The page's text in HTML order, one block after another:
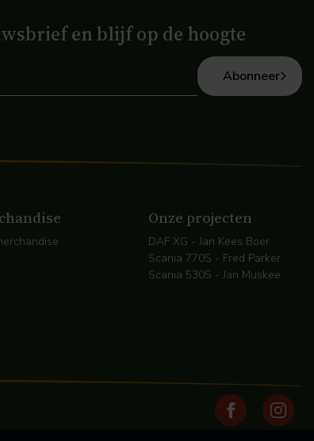
en blijf op de hoogte
Abonneer
Onze projecten
DAF XG - Jan Kees Boer
Scania 770S - Fred Parker
Scania 530S - Jan Muskee